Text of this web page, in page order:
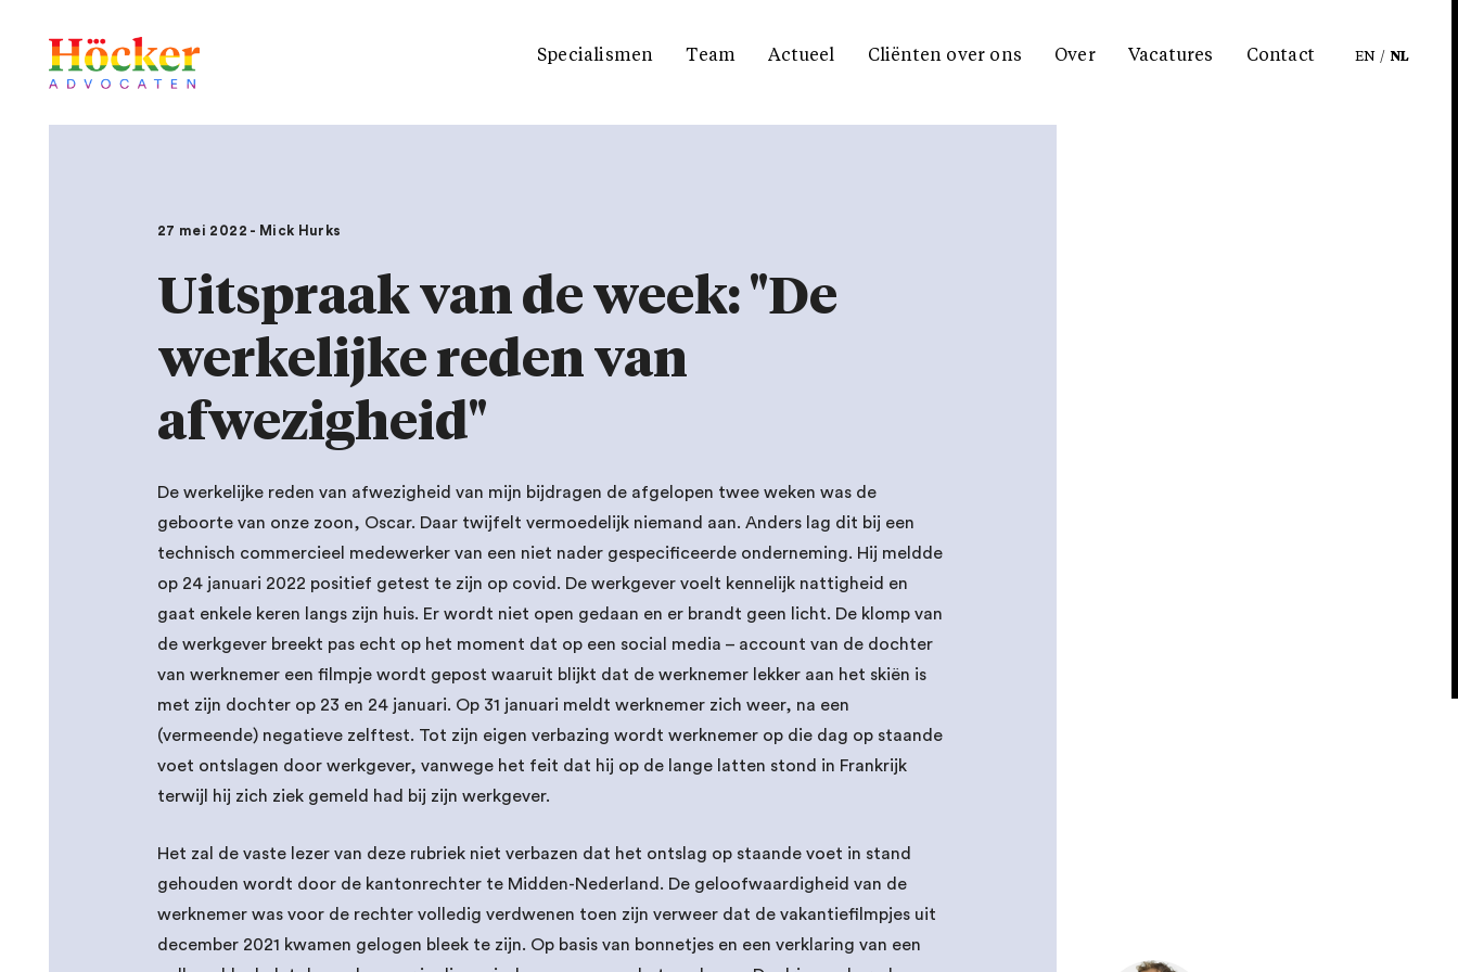
Specialismen Team Actueel Cliënten over ons Over Vacatures Contact EN / NL
27 mei 2022 - Mick Hurks
Uitspraak van de week: "De
werkelijke reden van
afwezigheid"
De werkelijke reden van afwezigheid van mijn bijdragen de afgelopen twee weken was de
geboorte van onze zoon, Oscar. Daar twijfelt vermoedelijk niemand aan. Anders lag dit bij een
technisch commercieel medewerker van een niet nader gespecificeerde onderneming. Hij meldde
op 24 januari 2022 positief getest te zijn op covid. De werkgever voelt kennelijk nattigheid en
gaat enkele keren langs zijn huis. Er wordt niet open gedaan en er brandt geen licht. De klomp van
de werkgever breekt pas echt op het moment dat op een social media – account van de dochter
van werknemer een filmpje wordt gepost waaruit blijkt dat de werknemer lekker aan het skiën is
met zijn dochter op 23 en 24 januari. Op 31 januari meldt werknemer zich weer, na een
(vermeende) negatieve zelftest. Tot zijn eigen verbazing wordt werknemer op die dag op staande
voet ontslagen door werkgever, vanwege het feit dat hij op de lange latten stond in Frankrijk
terwijl hij zich ziek gemeld had bij zijn werkgever.
Het zal de vaste lezer van deze rubriek niet verbazen dat het ontslag op staande voet in stand
gehouden wordt door de kantonrechter te Midden-Nederland. De geloofwaardigheid van de
werknemer was voor de rechter volledig verdwenen toen zijn verweer dat de vakantiefilmpjes uit
december 2021 kwamen gelogen bleek te zijn. Op basis van bonnetjes en een verklaring van een